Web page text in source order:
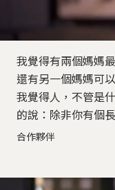
我覺得有兩個媽媽
還有另一個媽媽可
我覺得人，不管是
的說：除非你有個
合作夥伴